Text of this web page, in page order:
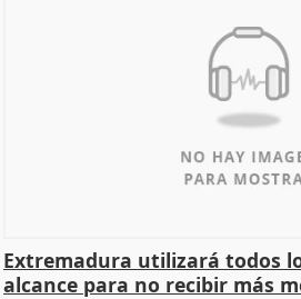
Extremadura utilizará todos
alcance para no recibir más